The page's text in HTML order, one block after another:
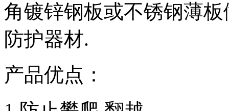
角镀锌钢板或不锈钢薄
防护器材.
产品优点：